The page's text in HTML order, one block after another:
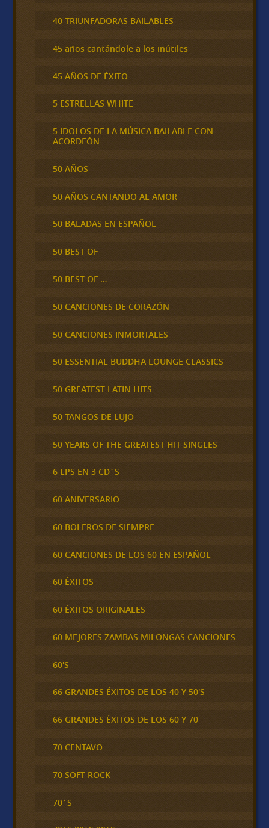
40 TRIUNFADORAS BAILABLES
45 años cantándole a los inútiles
45 AÑOS DE ÉXITO
5 ESTRELLAS WHITE
5 IDOLOS DE LA MÚSICA BAILABLE CON
ACORDEÓN
50 AÑOS
50 AÑOS CANTANDO AL AMOR
50 BALADAS EN ESPAÑOL
50 BEST OF
50 BEST OF …
50 CANCIONES DE CORAZÓN
50 CANCIONES INMORTALES
50 ESSENTIAL BUDDHA LOUNGE CLASSICS
50 GREATEST LATIN HITS
50 TANGOS DE LUJO
50 YEARS OF THE GREATEST HIT SINGLES
6 LPS EN 3 CD´S
60 ANIVERSARIO
60 BOLEROS DE SIEMPRE
60 CANCIONES DE LOS 60 EN ESPAÑOL
60 ÉXITOS
60 ÉXITOS ORIGINALES
60 MEJORES ZAMBAS MILONGAS CANCIONES
60'S
66 GRANDES ÉXITOS DE LOS 40 Y 50'S
66 GRANDES ÉXITOS DE LOS 60 Y 70
70 CENTAVO
70 SOFT ROCK
70´S